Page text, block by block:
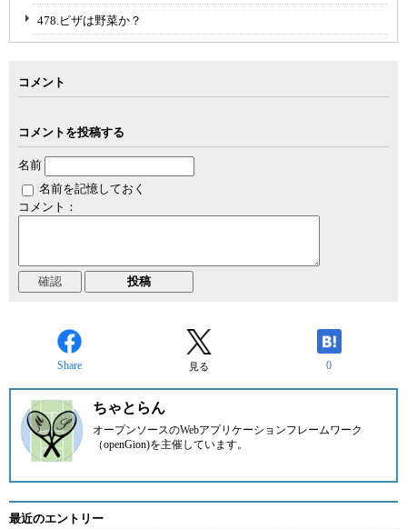
478.ピザは野菜か？
コメント
コメントを投稿する
名前
名前を記憶しておく
コメント：
Share 見る 0
ちゃとらん
オープンソースのWebアプリケーションフレームワーク
（openGion)を主催しています。
最近のエントリー